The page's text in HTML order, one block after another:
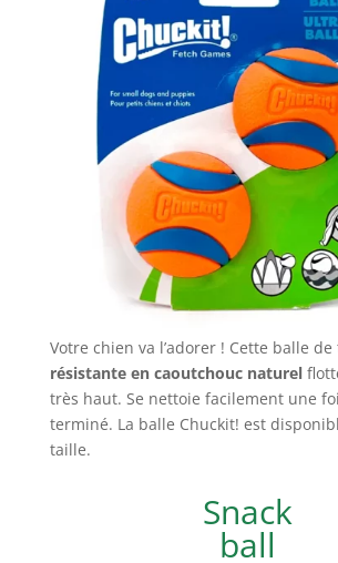
Votre chien va l’adorer ! Cette balle
résistante en caoutchouc naturel
très haut. Se nettoie facilement une
terminé. La balle Chuckit! est
taille.
Snack
ball